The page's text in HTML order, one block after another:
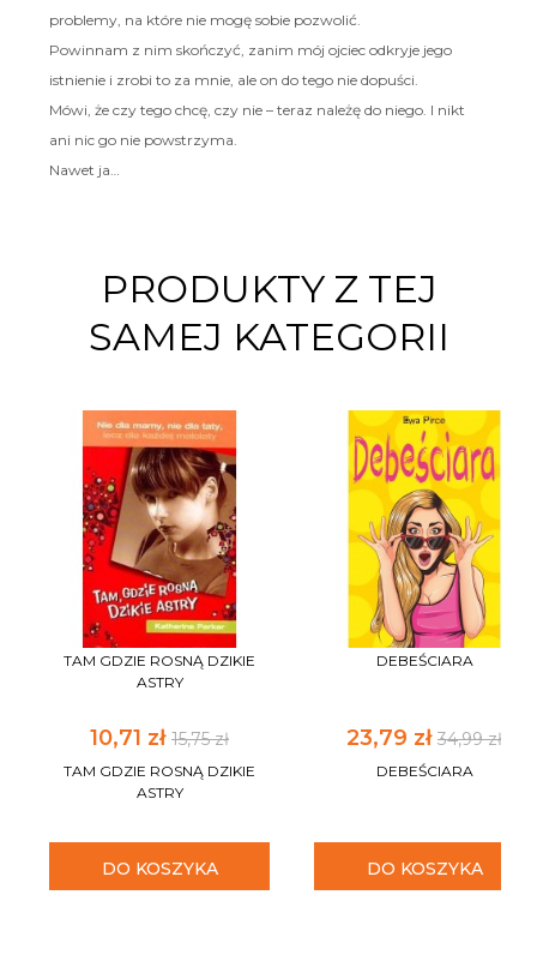
problemy, na które nie mogę sobie pozwolić.
Powinnam z nim skończyć, zanim mój ojciec odkryje jego
istnienie i zrobi to za mnie, ale on do tego nie dopuści.
Mówi, że czy tego chcę, czy nie – teraz należę do niego. I nikt
ani nic go nie powstrzyma.
Nawet ja…
PRODUKTY Z TEJ
SAMEJ KATEGORII
TAM GDZIE ROSNĄ DZIKIE
ASTRY
10,71 zł 15,75 zł
TAM GDZIE ROSNĄ DZIKIE
ASTRY
DO KOSZYKA
DEBEŚCIARA
23,79 zł 34,99 zł
DEBEŚCIARA
DO KOSZYKA